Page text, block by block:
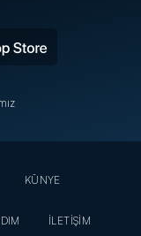
KÜNYE
İLETİŞİM